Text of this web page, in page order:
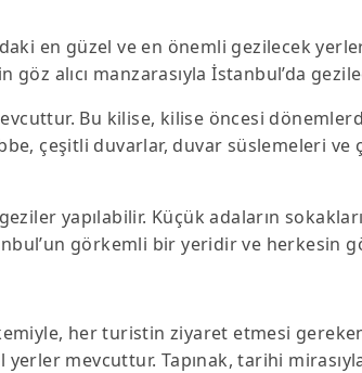
en güzel ve en önemli gezilecek
alıcı manzarasıyla İstanbul’da
Bu kilise, kilise öncesi
çeşitli duvarlar, duvar süslemeleri ve
yapılabilir. Küçük adaların
görkemli bir yeridir ve herkesin
her turistin ziyaret etmesi
mevcuttur. Tapınak, tarihi